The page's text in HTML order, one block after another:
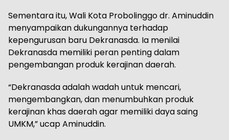
Sementara itu, Wali Kota Probolinggo dr. Aminuddin
menyampaikan dukungannya terhadap
kepengurusan baru Dekranasda. Ia menilai
Dekranasda memiliki peran penting dalam
pengembangan produk kerajinan daerah.
“Dekranasda adalah wadah untuk mencari,
mengembangkan, dan menumbuhkan produk
kerajinan khas daerah agar memiliki daya saing
UMKM,” ucap Aminuddin.